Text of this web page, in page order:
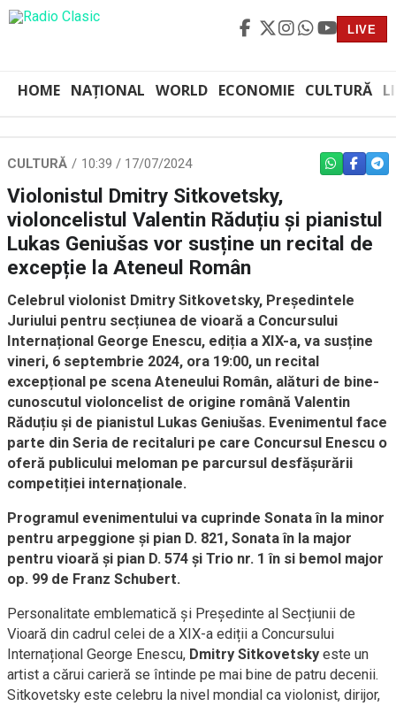
LIVE
HOME NAȚIONAL WORLD ECONOMIE CULTURĂ
CULTURĂ 10:39 / 17/07/2024 WHATSAPP
Violonistul Dmitry Sitkovetsky,
violoncelistul Valentin Răduțiu și pianistul
Lukas Geniušas vor susține un recital de
excepție la Ateneul Român
Celebrul violonist Dmitry Sitkovetsky, Președintele
Juriului pentru secțiunea de vioară a Concursului
Internațional George Enescu, ediția a XIX-a, va susține
vineri, 6 septembrie 2024, ora 19:00, un recital
excepțional pe scena Ateneului Român, alături de bine-
cunoscutul violoncelist de origine română Valentin
Răduțiu și de pianistul Lukas Geniušas. Evenimentul face
parte din Seria de recitaluri pe care Concursul Enescu o
oferă publicului meloman pe parcursul desfășurării
competiției internaționale.
Programul evenimentului va cuprinde Sonata în la minor
pentru arpeggione și pian D. 821, Sonata în la major
pentru vioară și pian D. 574 și Trio nr. 1 în si bemol major
op. 99 de Franz Schubert.
Personalitate emblematică și Președinte al Secțiunii de
Vioară din cadrul celei de a XIX-a ediții a Concursului
Internațional George Enescu, Dmitry Sitkovetskyeste un
artist a cărui carieră se întinde pe mai bine de patru decenii.
Sitkovetsky este celebru la nivel mondial ca violonist, dirijor,